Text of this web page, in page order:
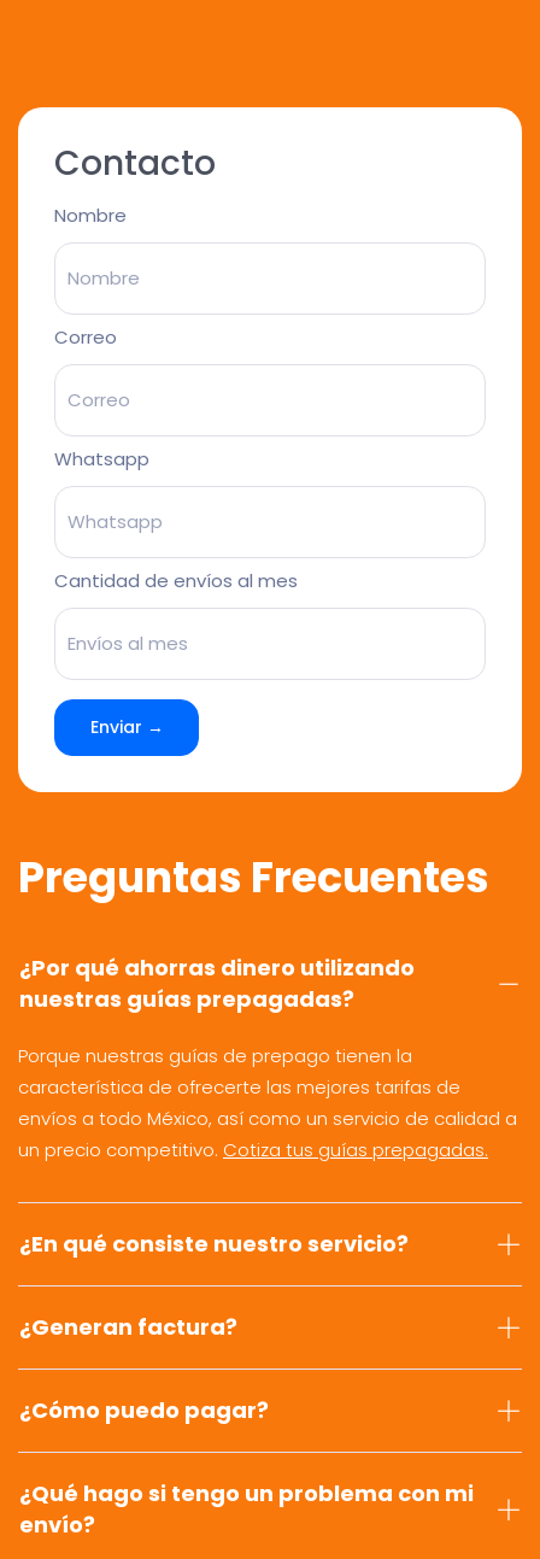
Contacto
Nombre
Correo
Whatsapp
Cantidad de envíos al mes
Enviar →
Preguntas Frecuentes
¿Por qué ahorras dinero utilizando
nuestras guías prepagadas?
Porque nuestras guías de prepago tienen la
característica de ofrecerte las mejores tarifas de
envíos a todo México, así como un servicio de calidad a
un precio competitivo. Cotiza tus guías prepagadas.
¿En qué consiste nuestro servicio?
¿Generan factura?
¿Cómo puedo pagar?
¿Qué hago si tengo un problema con mi
envío?